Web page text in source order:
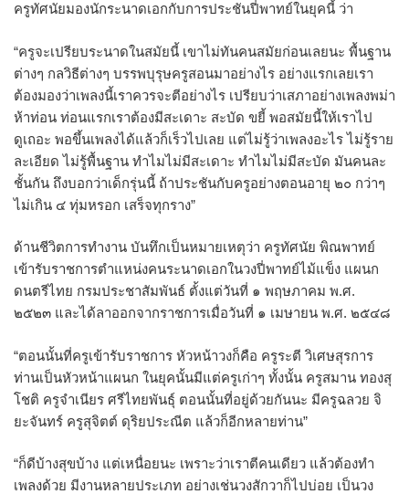
ครูทัศนัยมองนักระนาดเอกกับการประชันปี่พาทย์ในยุคนี้ ว่า
“ครูจะเปรียบระนาดในสมัยนี้ เขาไม่ทันคนสมัยก่อนเลยนะ พื้นฐาน
ต่างๆ กลวิธีต่างๆ บรรพบุรุษครูสอนมาอย่างไร อย่างแรกเลยเรา
ต้องมองว่าเพลงนี้เราควรจะตีอย่างไร เปรียบว่าเสภาอย่างเพลงพม่า
ห้าท่อน ท่อนแรกเราต้องมีสะเดาะ สะบัด ขยี้ พอสมัยนี้ให้เราไป
ดูเถอะ พอขึ้นเพลงได้แล้วก็เร็วไปเลย แต่ไม่รู้ว่าเพลงอะไร ไม่รู้ราย
ละเอียด ไม่รู้พื้นฐาน ทำไมไม่มีสะเดาะ ทำไมไม่มีสะบัด มันคนละ
ชั้นกัน ถึงบอกว่าเด็กรุ่นนี้ ถ้าประชันกับครูอย่างตอนอายุ ๒๐ กว่าๆ
ไม่เกิน ๔ ทุ่มหรอก เสร็จทุกราง”
ด้านชีวิตการทำงาน บันทึกเป็นหมายเหตุว่า ครูทัศนัย พิณพาทย์
เข้ารับราชการตำแหน่งคนระนาดเอกในวงปี่พาทย์ไม้แข็ง แผนก
ดนตรีไทย กรมประชาสัมพันธ์ ตั้งแต่วันที่ ๑ พฤษภาคม พ.ศ.
๒๕๒๓ และได้ลาออกจากราชการเมื่อวันที่ ๑ เมษายน พ.ศ. ๒๕๔๘
“ตอนนั้นที่ครูเข้ารับราชการ หัวหน้าวงก็คือ ครูระตี วิเศษสุรการ
ท่านเป็นหัวหน้าแผนก ในยุคนั้นมีแต่ครูเก่าๆ ทั้งนั้น ครูสมาน ทองสุ
โชติ ครูจำเนียร ศรีไทยพันธุ์ ตอนนั้นที่อยู่ด้วยกันนะ มีครูฉลวย จิ
ยะจันทร์ ครูสุจิตต์ ดุริยประณีต แล้วก็อีกหลายท่าน”
“ก็ดีบ้างสุขบ้าง แต่เหนื่อยนะ เพราะว่าเราตีคนเดียว แล้วต้องทำ
เพลงด้วย มีงานหลายประเภท อย่างเช่นวงสักวาก็ไปบ่อย เป็นวง